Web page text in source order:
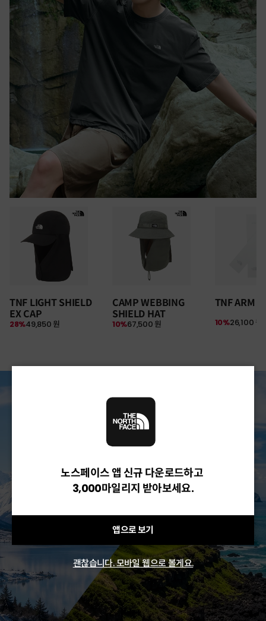
TNF LIGHT SHIELD
EX CAP
49,850 원
28%
CAMP WEBBING
SHIELD HAT
67,500 원
10%
TNF ARM
26,100 원
10%
여름 탈출 원정대
30만원 이상 구매 시
뉴질랜드 & 제주도 여행권 증정 찬스
노스페이스 앱 신규 다운로드하고
3,000마일리지 받아보세요.
앱으로 보기
괜찮습니다. 모바일 웹으로 볼게요.